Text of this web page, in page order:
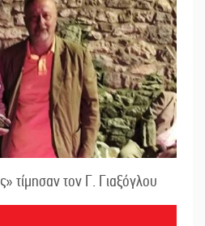
τίμησαν τον Γ. Γιαξόγλου